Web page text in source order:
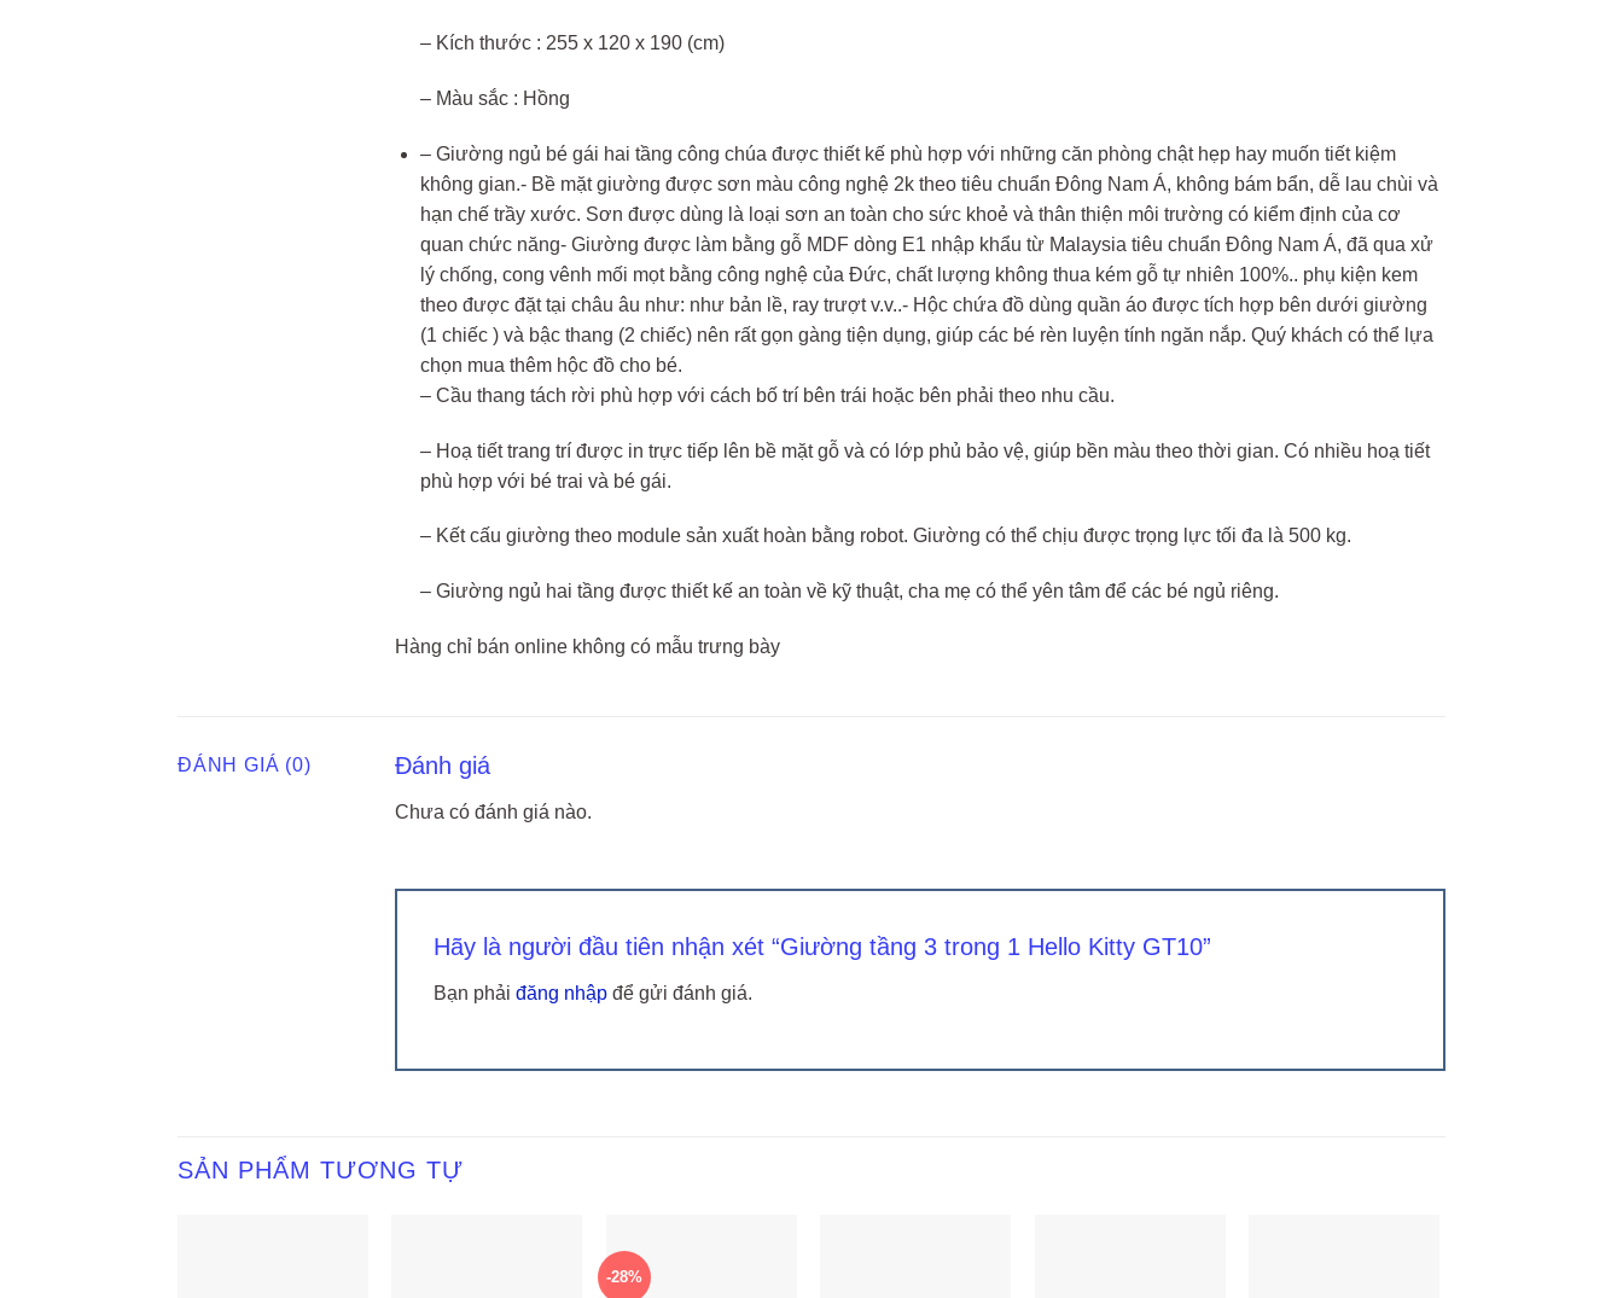
– Kích thước : 255 x 120 x 190 (cm)
– Màu sắc : Hồng
– Giường ngủ bé gái hai tầng công chúa được thiết kế phù hợp với những căn phòng chật hẹp hay muốn tiết kiệm
không gian.- Bề mặt giường được sơn màu công nghệ 2k theo tiêu chuẩn Đông Nam Á, không bám bẩn, dễ lau chùi và
hạn chế trầy xước. Sơn được dùng là loại sơn an toàn cho sức khoẻ và thân thiện môi trường có kiểm định của cơ
quan chức năng- Giường được làm bằng gỗ MDF dòng E1 nhập khẩu từ Malaysia tiêu chuẩn Đông Nam Á, đã qua xử
lý chống, cong vênh mối mọt bằng công nghệ của Đức, chất lượng không thua kém gỗ tự nhiên 100%.. phụ kiện kem
theo được đặt tại châu âu như: như bản lề, ray trượt v.v..- Hộc chứa đồ dùng quần áo được tích hợp bên dưới giường
(1 chiếc ) và bậc thang (2 chiếc) nên rất gọn gàng tiện dụng, giúp các bé rèn luyện tính ngăn nắp. Quý khách có thể lựa
chọn mua thêm hộc đồ cho bé.
– Cầu thang tách rời phù hợp với cách bố trí bên trái hoặc bên phải theo nhu cầu.
– Hoạ tiết trang trí được in trực tiếp lên bề mặt gỗ và có lớp phủ bảo vệ, giúp bền màu theo thời gian. Có nhiều hoạ tiết
phù hợp với bé trai và bé gái.
– Kết cấu giường theo module sản xuất hoàn bằng robot. Giường có thể chịu được trọng lực tối đa là 500 kg.
– Giường ngủ hai tầng được thiết kế an toàn về kỹ thuật, cha mẹ có thể yên tâm để các bé ngủ riêng.
Hàng chỉ bán online không có mẫu trưng bày
ĐÁNH GIÁ (0) Đánh giá
Chưa có đánh giá nào.
Hãy là người đầu tiên nhận xét “Giường tầng 3 trong 1 Hello Kitty GT10”
Bạn phải đăng nhập để gửi đánh giá.
SẢN PHẨM TƯƠNG TỰ
-28%